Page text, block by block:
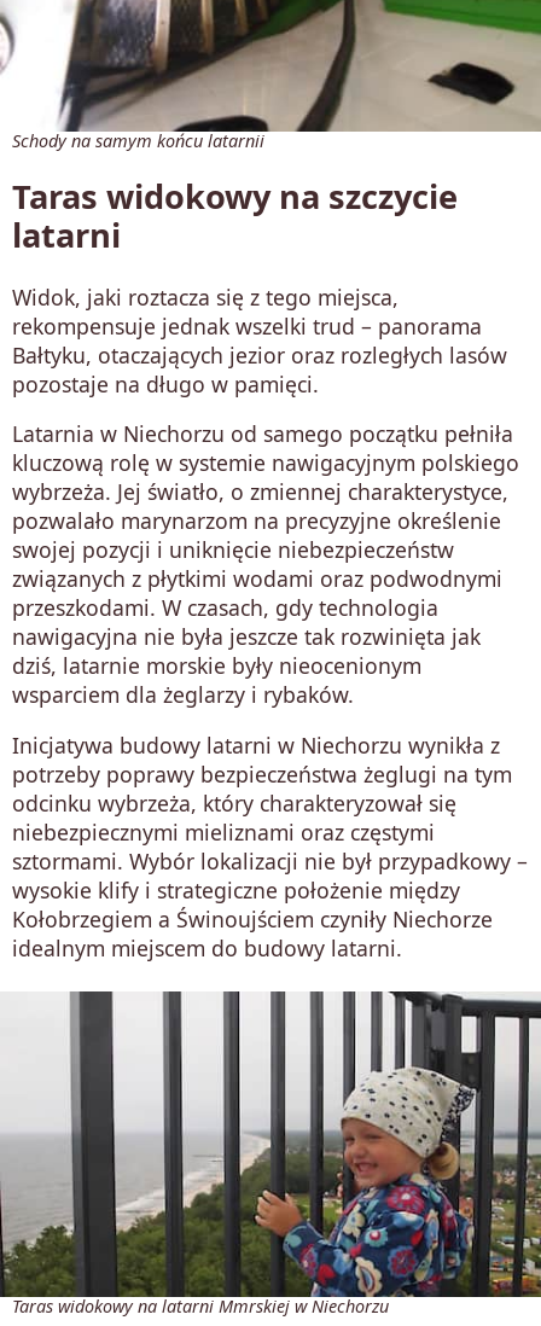
Schody na samym końcu latarnii
Taras widokowy na szczycie
latarni
Widok, jaki roztacza się z tego miejsca,
rekompensuje jednak wszelki trud – panorama
Bałtyku, otaczających jezior oraz rozległych lasów
pozostaje na długo w pamięci.
Latarnia w Niechorzu od samego początku pełniła
kluczową rolę w systemie nawigacyjnym polskiego
wybrzeża. Jej światło, o zmiennej charakterystyce,
pozwalało marynarzom na precyzyjne określenie
swojej pozycji i uniknięcie niebezpieczeństw
związanych z płytkimi wodami oraz podwodnymi
przeszkodami. W czasach, gdy technologia
nawigacyjna nie była jeszcze tak rozwinięta jak
dziś, latarnie morskie były nieocenionym
wsparciem dla żeglarzy i rybaków.
Inicjatywa budowy latarni w Niechorzu wynikła z
potrzeby poprawy bezpieczeństwa żeglugi na tym
odcinku wybrzeża, który charakteryzował się
niebezpiecznymi mieliznami oraz częstymi
sztormami. Wybór lokalizacji nie był przypadkowy –
wysokie klify i strategiczne położenie między
Kołobrzegiem a Świnoujściem czyniły Niechorze
idealnym miejscem do budowy latarni.
Taras widokowy na latarni Mmrskiej w Niechorzu